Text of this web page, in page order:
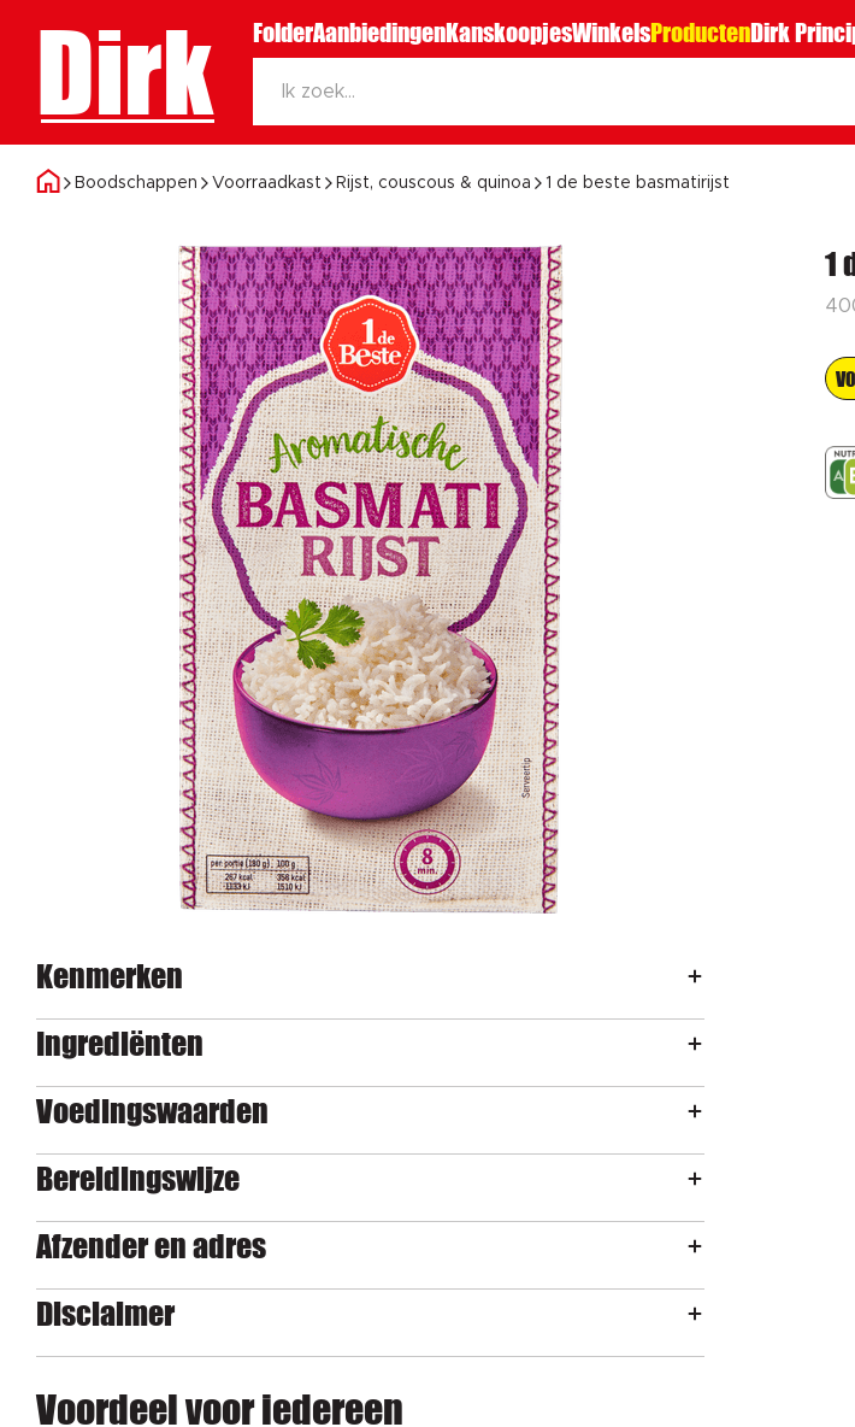
Dirk FolderAanbiedingenKanskoopjesWinkelsProductenDirk
Boodschappen Voorraadkast Rijst, couscous & quinoa 1 de beste basmatirijst
1
Kenmerken
Ingrediënten
Voedingswaarden
Bereidingswijze
Afzender en adres
Disclaimer
Voordeel voor iedereen